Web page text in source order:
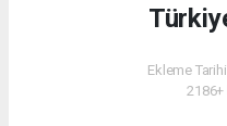
Ekleme
2186+